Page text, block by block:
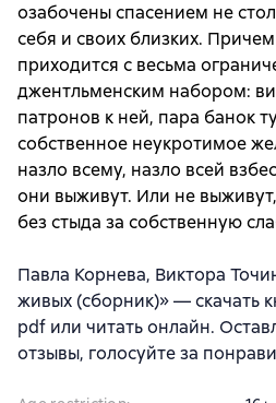
озабочены спасением не
себя и своих близких.
приходится с весьма
джентльменским набором:
патронов к ней, пара банок
собственное неукротимое
назло всему, назло всей
они выживут. Или не
без стыда за собственную
Павла Корнева, Виктора
живых (сборник)» — скачать
pdf или читать онлайн.
отзывы, голосуйте за